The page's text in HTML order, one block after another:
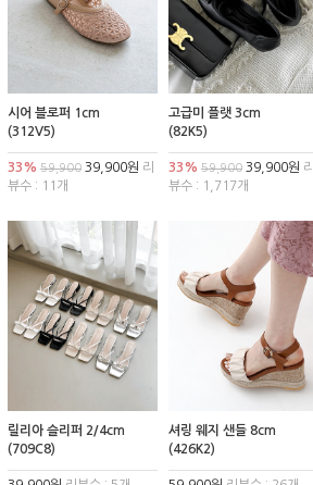
시어 블로퍼 1cm
(312V5)
33% 59,900 39,900원 리
뷰수 : 11개
고급미 플랫 3cm
(82K5)
33% 59,90039,900원 리
뷰수 : 1,717개
릴리아 슬리퍼 2/4cm
(709C8)
셔링 웨지 샌들 8cm
(426K2)